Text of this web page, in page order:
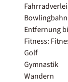
Bowlingbahn
Entfernung
Fitness:
Golf
Gymnastik
Wandern